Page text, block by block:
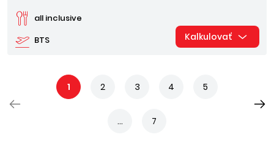
BTS
all inclusive
Kalkulovať
1 2 3 4 5
... 7